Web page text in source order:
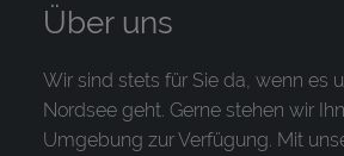
Über uns
Wir sind stets für Sie da, wenn es
Nordsee geht. Gerne stehen wir
Umgebung zur Verfügung. Mit